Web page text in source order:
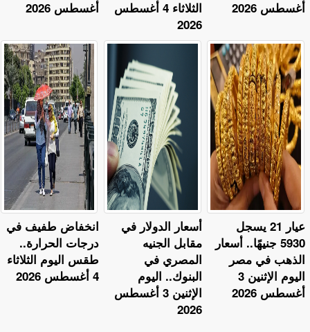
أغسطس 2026
الثلاثاء 4 أغسطس
2026
أغسطس 2026
​انخفاض طفيف في
درجات الحرارة..
طقس اليوم الثلاثاء
4 أغسطس 2026
أسعار الدولار في
مقابل الجنيه
المصري في
البنوك.. اليوم
الإثنين 3 أغسطس
2026
عيار 21 يسجل
5930 جنيهًا.. أسعار
الذهب في مصر
اليوم الإثنين 3
أغسطس 2026